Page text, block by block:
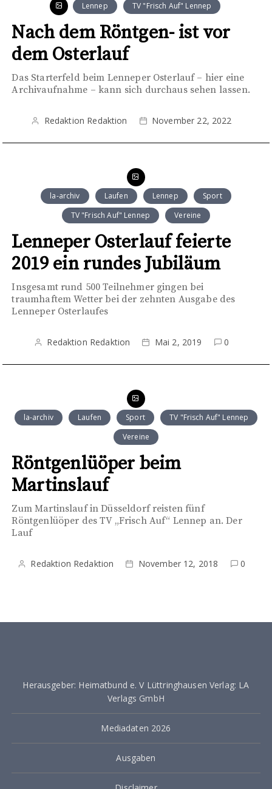
Lennep TV "Frisch Auf" Lennep
Nach dem Röntgen- ist vor
dem Osterlauf
Das Starterfeld beim Lenneper Osterlauf – hier eine
Archivaufnahme – kann sich durchaus sehen lassen.
Redaktion Redaktion November 22, 2022
la-archiv Laufen Lennep
Sport
TV "Frisch Auf" Lennep
Vereine
Lenneper Osterlauf feierte
2019 ein rundes Jubiläum
Insgesamt rund 500 Teilnehmer gingen bei
traumhaftem Wetter bei der zehnten Ausgabe des
Lenneper Osterlaufes
Redaktion Redaktion Mai 2, 2019 0
la-archiv Laufen Sport
TV "Frisch Auf" Lennep
Vereine
Röntgenlüöper beim
Martinslauf
Zum Martinslauf in Düsseldorf reisten fünf
Röntgenlüöper des TV „Frisch Auf“ Lennep an. Der
Lauf
Redaktion Redaktion November 12, 2018 0
Herausgeber: Heimatbund e. V Lüttringhausen Verlag: LA
Verlags GmbH
Mediadaten 2026
Ausgaben